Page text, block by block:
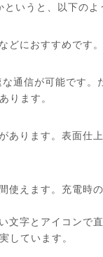
いうと、以下のよ
どにおすすめです
通信が可能です。
ります。
あります。表面仕
使えます。充電時
文字とアイコンで
しています。